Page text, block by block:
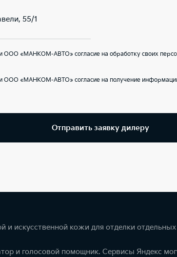
55/1
«МАНКОМ-АВТО» согласие на обработку своих
«МАНКОМ-АВТО» согласие на получение информации
Отправить заявку дилеру
искусственной кожи для отделки
и голосовой помощник. Сервисы Яндекс